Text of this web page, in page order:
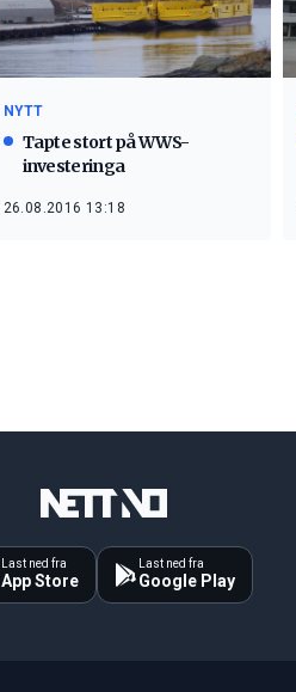
NYTT
Tapte stort på WWS-
investeringa
26.08.2016 13:18
Last ned fra
App Store
Last ned fra
Google Play